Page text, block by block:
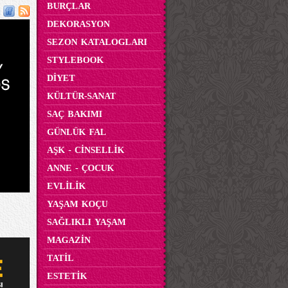
BURÇLAR
DEKORASYON
SEZON KATALOGLARI
STYLEBOOK
DİYET
KÜLTÜR-SANAT
SAÇ BAKIMI
GÜNLÜK FAL
AŞK - CİNSELLİK
ANNE - ÇOCUK
EVLİLİK
YAŞAM KOÇU
SAĞLIKLI YAŞAM
MAGAZİN
TATİL
ESTETİK